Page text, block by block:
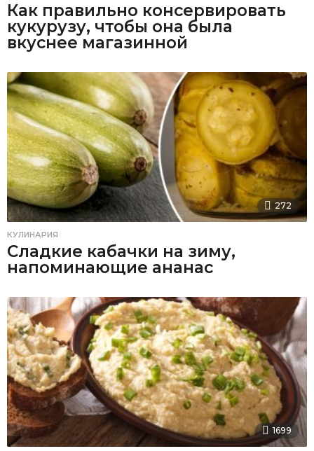
Как правильно консервировать
кукурузу, чтобы она была
вкуснее магазинной
272
КУЛИНАРИЯ
Сладкие кабачки на зиму,
напоминающие ананас
1699